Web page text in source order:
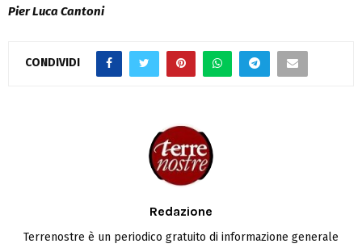
Pier Luca Cantoni
CONDIVIDI
Redazione
Terrenostre è un periodico gratuito di informazione generale